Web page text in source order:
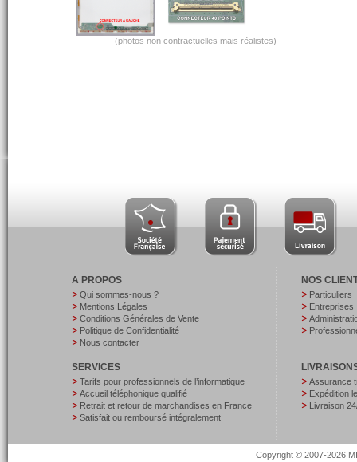
(photos non contractuelles mais réalistes)
A PROPOS
Qui sommes-nous ?
Mentions Légales
Conditions Générales de Vente
Politique de Confidentialité
Nous contacter
SERVICES
Tarifs pour professionnels de l’informatique
Accueil téléphonique qualifié
Retrait et retour de marchandises en France
Satisfait ou remboursé intégralement
NOS
Particuliers
Entreprises
Assurance
Expédition
Livraison
Copyright © 2007-2026